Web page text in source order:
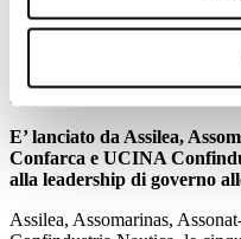
2018
Ucina
UN MANIFESTO PER IL
E’ lanciato da Assilea,
Confarca e UCINA
alla leadership di governo
Assilea, Assomarinas,